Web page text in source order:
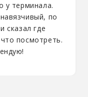
у терминала.
по
сказал где
посмотреть.